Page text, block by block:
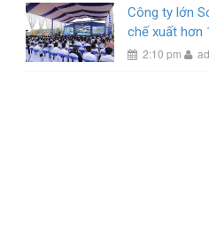
Công ty lớn
chế xuất hơn
2:10 pm